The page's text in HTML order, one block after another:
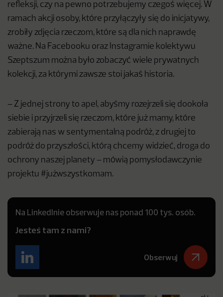
refleksji, czy na pewno potrzebujemy czegoś więcej. W
ramach akcji osoby, które przyłączyły się do inicjatywy,
zrobiły zdjęcia rzeczom, które są dla nich naprawdę
ważne. Na Facebooku oraz Instagramie kolektywu
Szeptszum można było zobaczyć wiele prywatnych
kolekcji, za którymi zawsze stoi jakaś historia.
– Z jednej strony to apel, abyśmy rozejrzeli się dookoła
siebie i przyjrzeli się rzeczom, które już mamy, które
zabierają nas w sentymentalną podróż, z drugiej to
podróż do przyszłości, którą chcemy widzieć, droga do
ochrony naszej planety – mówią pomysłodawczynie
projektu #jużwszystkomam.
Na LinkedInie obserwuje nas ponad 100 tys. osób.
Jesteś tam z nami?
Obserwuj